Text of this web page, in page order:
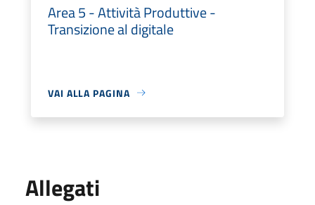
Area 5 - Attività Produttive -
Transizione al digitale
VAI ALLA PAGINA
Allegati